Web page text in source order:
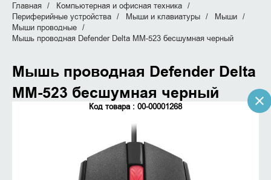
Главная
Компьютерная и офисная техника
Периферийные устройства
Мыши и клавиатуры
Мыши
Мыши проводные
Мышь проводная Defender Delta MM-523 бесшумная черный
Мышь проводная Defender Delta
MM-523 бесшумная черный
Код товара : 00-00001268